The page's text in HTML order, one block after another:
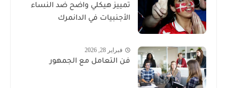
تمييز هيكلي واضح ضد النساء
الأجنبيات في الدانمرك
فبراير 28, 2026
فن التعامل مع الجمهور